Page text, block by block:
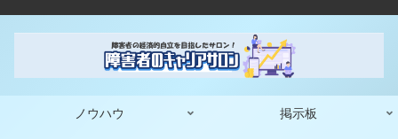
ノウハウ 掲示板